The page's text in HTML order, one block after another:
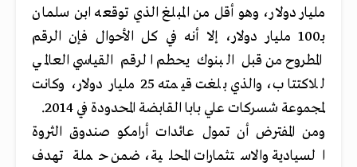
مليار دولار، وهو أقل من المبلغ الذي توقعه ابن سلمان
بـ100 مليار دولار، إلا أنه في كل الأحوال فإن الرقم
المطروح من قبل البنوك يحطم الرقم القياسي العالمي
للاكتتاب، والذي بلغت قيمته 25 مليار دولار، وكانت
لمجموعة شسركات علي بابا القابضة المحدودة في 2014.
ومن المفترض أن تمول عائدات أرامكو صندوق الثروة
السيادية والاستثمارات المحلية، ضمن حملة تهدف